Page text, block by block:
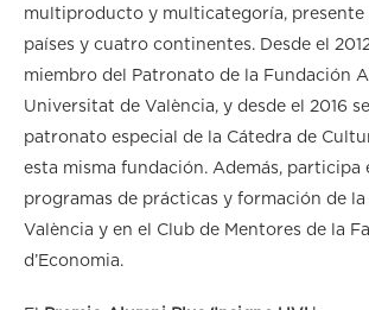
multiproducto y multicategoría, presente
países y cuatro continentes. Desde el
miembro del Patronato de la Fundación
Universitat de València, y desde el 2016
patronato especial de la Cátedra de
esta misma fundación. Además, participa
programas de prácticas y formación de
València y en el Club de Mentores de la
d’Economia.